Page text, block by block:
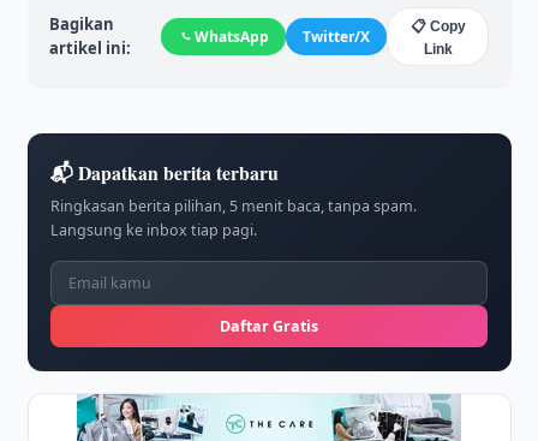
Bagikan
artikel ini:
WhatsApp Twitter/X
📋 Copy
Link
📬 Dapatkan berita terbaru
Ringkasan berita pilihan, 5 menit baca, tanpa spam.
Langsung ke inbox tiap pagi.
Daftar Gratis